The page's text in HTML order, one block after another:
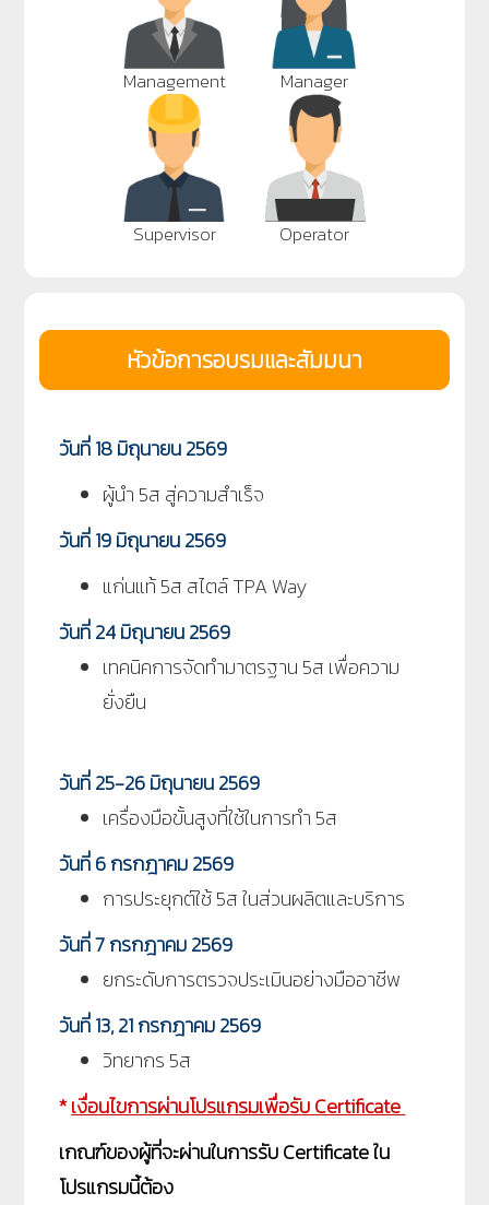
Management Manager
Supervisor Operator
หัวข้อการอบรมและสัมมนา
วันที่ 18 มิถุนายน 2569
ผู้นำ 5ส สู่ความสำเร็จ
วันที่ 19มิถุนายน 2569
แก่นแท้5ส สไตล์TPA Way
วันที่ 24มิถุนายน 2569
เทคนิคการจัดทำมาตรฐาน 5ส เพื่อความ
ยั่งยืน
วันที่ 25-26มิถุนายน 2569
เครื่องมือขั้นสูงที่ใช้ในการทำ 5ส
วันที่6 กรกฎาคม 2569
การประยุกต์ใช้ 5ส ในส่วนผลิตและบริการ
วันที่7กรกฎาคม 2569
ยกระดับการตรวจประเมินอย่างมืออาชีพ
วันที่ 13, 21กรกฎาคม 2569
วิทยากร 5ส
*เงื่อนไขการผ่านโปรแกรมเพื่อรับCertificate
เกณฑ์ของผู้ที่จะผ่านในการรับCertificate ใน
โปรแกรมนี้ต้อง